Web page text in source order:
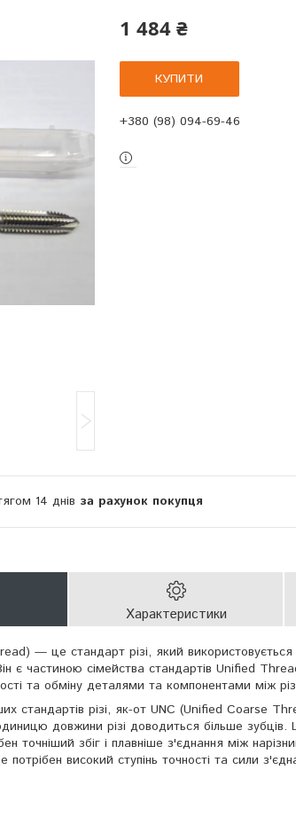
1 484 ₴
КУПИТИ
+380 (98) 094-69-46
14 днів за рахунок покупця
Характеристики
— це стандарт різі, який
є частиною сімейства стандартів Unified
та обміну деталями та компонентами між
стандартів різі, як-от UNC (Unified Coarse
довжини різі доводиться більше зубців.
точніший збіг і плавніше з'єднання між
високий ступінь точності та сили